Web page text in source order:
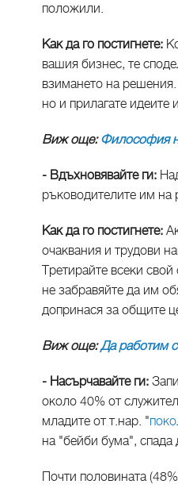
положили.
Как да го постигнете:
вашия бизнес, те
взимането на
но и прилагате идеите
Виж още:Философия
- Вдъхновявайте ги:
ръководителите им на
Как да го постигнете:
очаквания и трудови
Третирайте всеки
не забравяйте да им
допринася за общите
Виж още:Да работим
- Насърчавайте ги:
около 40% от
младите от т.нар. "
на "бейби бума", спада
Почти половината